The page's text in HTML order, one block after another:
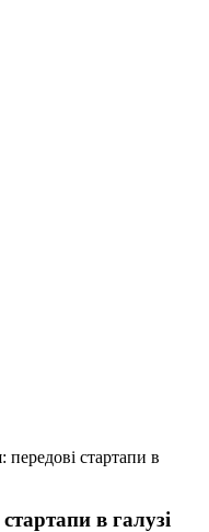
передові стартапи в
в галузі